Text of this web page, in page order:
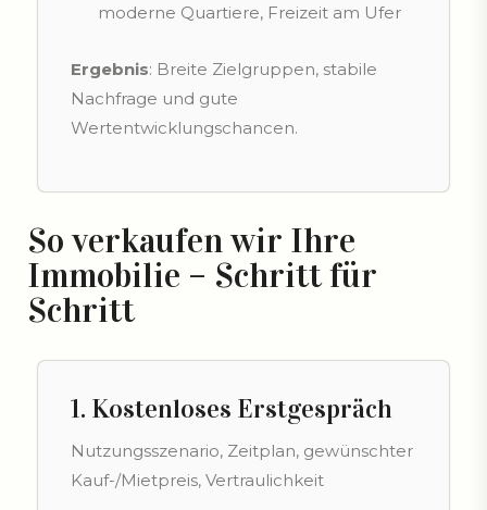
moderne Quartiere, Freizeit am Ufer
Ergebnis: Breite Zielgruppen, stabile
Nachfrage und gute
Wertentwicklungschancen.
So verkaufen wir Ihre
Immobilie – Schritt für
Schritt
1. Kostenloses Erstgespräch
Nutzungsszenario, Zeitplan, gewünschter
Kauf-/Mietpreis, Vertraulichkeit